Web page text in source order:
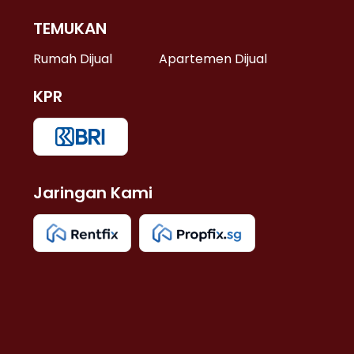
TEMUKAN
Rumah Dijual Apartemen Dijual
KPR
Jaringan Kami